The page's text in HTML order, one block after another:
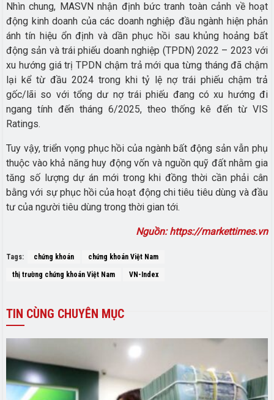
Nhìn chung, MASVN nhận định bức tranh toàn cảnh về hoạt
động kinh doanh của các doanh nghiệp đầu ngành hiện phản
ánh tín hiệu ổn định và dần phục hồi sau khủng hoảng bất
động sản và trái phiếu doanh nghiệp (TPDN) 2022 – 2023 với
xu hướng giá trị TPDN chậm trả mới qua từng tháng đã chậm
lại kể từ đầu 2024 trong khi tỷ lệ nợ trái phiếu chậm trả
gốc/lãi so với tổng dư nợ trái phiếu đang có xu hướng đi
ngang tính đến tháng 6/2025, theo thống kê đến từ VIS
Ratings.
Tuy vậy, triển vọng phục hồi của ngành bất động sản vẫn phụ
thuộc vào khả năng huy động vốn và nguồn quỹ đất nhằm gia
tăng số lượng dự án mới trong khi đồng thời cần phải cân
bằng với sự phục hồi của hoạt động chi tiêu tiêu dùng và đầu
tư của người tiêu dùng trong thời gian tới.
Nguồn: https://markettimes.vn
Tags: chứng khoán chứng khoán Việt Nam
thị trường chứng khoán Việt Nam VN-Index
TIN CÙNG CHUYÊN MỤC